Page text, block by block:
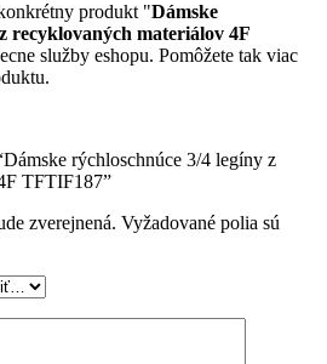
produkt "Dámske
recyklovaných materiálov 4F
služby eshopu. Pomôžete tak viac
rýchloschnúce 3/4 legíny z
TFTIF187”
zverejnená. Vyžadované polia sú